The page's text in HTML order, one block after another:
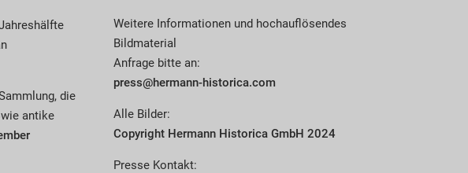
die
antike
Weitere Informationen und hochauflösendes
Bildmaterial
Anfrage bitte an:
press@hermann-historica.com
Alle Bilder:
Copyright Hermann Historica GmbH 2024
Presse Kontakt: